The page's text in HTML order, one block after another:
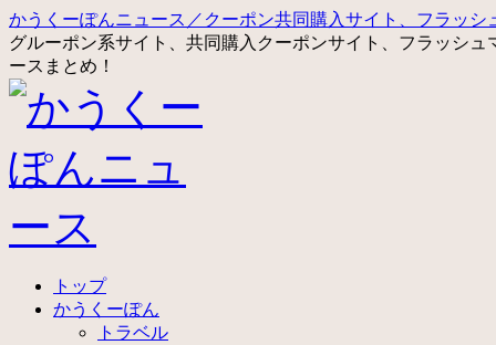
かうくーぽんニュース／クーポン共同購入サイト、フラッ
グルーポン系サイト、共同購入クーポンサイト、フラッシ
ースまとめ！
トップ
かうくーぽん
トラベル